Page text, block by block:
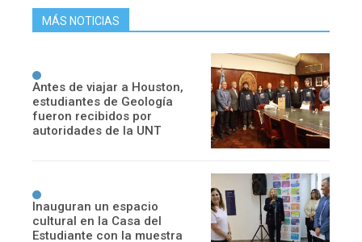
MÁS NOTICIAS
Antes de viajar a Houston,
estudiantes de Geología
fueron recibidos por
autoridades de la UNT
Inauguran un espacio
cultural en la Casa del
Estudiante con la muestra